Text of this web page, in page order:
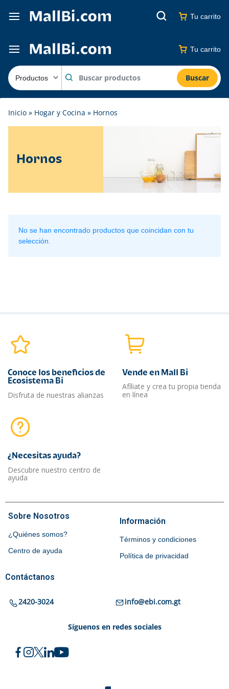
Tu carrito
Buscar
Tu carrito
Inicio » Hogar y Cocina » Hornos
Hornos
No se han encontrado productos que coincidan con tu
selección.
Conoce los beneficios de
Ecosistema Bi
Disfruta de nuestras alianzas
Vende en Mall Bi
Afíliate y crea tu propia tienda
en línea
¿Necesitas ayuda?​
Descubre nuestro centro de
ayuda
Sobre Nosotros
¿Quiénes somos?
Centro de ayuda
Información
Términos y condiciones
Política de privacidad
Contáctanos
2420-3024 info@ebi.com.gt
Síguenos en redes sociales